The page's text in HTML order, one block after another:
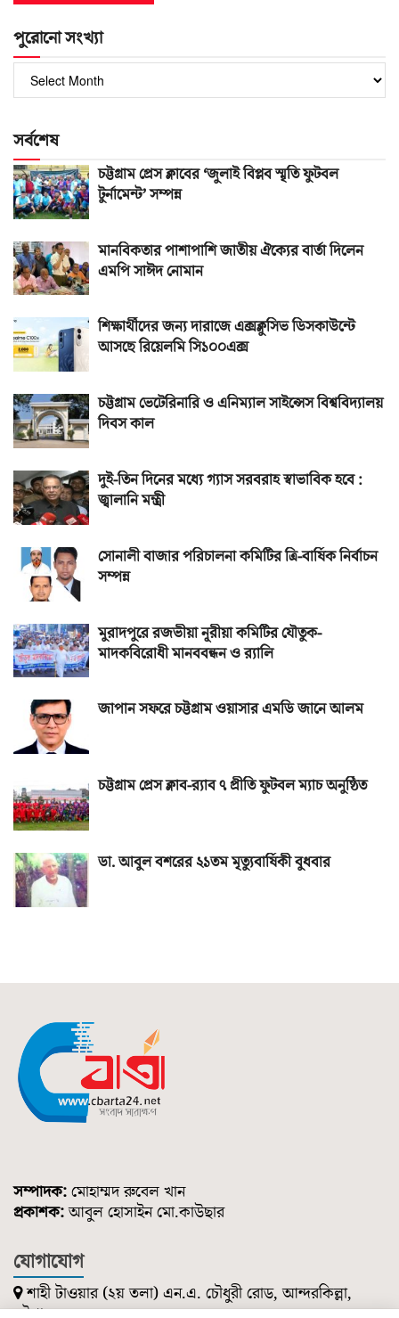
পুরোনো সংখ্যা
সংখ্যা
সর্বশেষ
চট্টগ্রাম প্রেস ক্লাবের ‘জুলাই বিপ্লব স্মৃতি ফুটবল
টুর্নামেন্ট’ সম্পন্ন
মানবিকতার পাশাপাশি জাতীয় ঐক্যের বার্তা দিলেন
এমপি সাঈদ নোমান
শিক্ষার্থীদের জন্য দারাজে এক্সক্লুসিভ ডিসকাউন্টে
আসছে রিয়েলমি সি১০০এক্স
চট্টগ্রাম ভেটেরিনারি ও এনিম্যাল সাইন্সেস বিশ্ববিদ্যালয়
দিবস কাল
দুই-তিন দিনের মধ্যে গ্যাস সরবরাহ স্বাভাবিক হবে :
জ্বালানি মন্ত্রী
সোনালী বাজার পরিচালনা কমিটির ত্রি-বার্ষিক নির্বাচন
সম্পন্ন
মুরাদপুরে রজভীয়া নূরীয়া কমিটির যৌতুক-
মাদকবিরোধী মানববন্ধন ও র‌্যালি
জাপান সফরে চট্টগ্রাম ওয়াসার এমডি জানে আলম
চট্টগ্রাম প্রেস ক্লাব-র‌্যাব ৭ প্রীতি ফুটবল ম্যাচ অনুষ্ঠিত
ডা. আবুল বশরের ২১তম মৃত্যুবার্ষিকী বুধবার
সম্পাদক: মোহাম্মদ রুবেল খান
প্রকাশক:আবুল হোসাইন মো.কাউছার
যোগাযোগ
শাহী টাওয়ার (২য় তলা) এন.এ. চৌধুরী রোড, আন্দরকিল্লা,